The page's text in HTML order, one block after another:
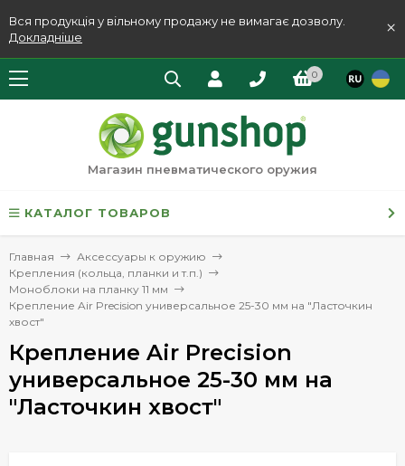
Вся продукція у вільному продажу не вимагає дозволу.
Докладніше
×
0
Магазин пневматического оружия
КАТАЛОГ ТОВАРОВ
Главная
Аксессуары к оружию
Крепления (кольца, планки и т.п.)
Моноблоки на планку 11 мм
Крепление Air Precision универсальное 25-30 мм на "Ласточкин
хвост"
Крепление Air Precision
универсальное 25-30 мм на
"Ласточкин хвост"